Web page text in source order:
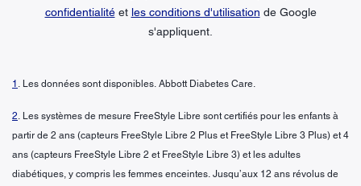
confidentialitéet les conditions d'utilisation de Google
s'appliquent.
1 . Les données sont disponibles. Abbott Diabetes Care.
2. Les systèmes de mesure FreeStyle Libre sont certifiés pour les enfants à
partir de 2 ans (capteurs FreeStyle Libre 2 Plus et FreeStyle Libre 3 Plus) et 4
ans (capteurs FreeStyle Libre 2 et FreeStyle Libre 3) et les adultes
diabétiques, y compris les femmes enceintes. Jusqu’aux 12 ans révolus de